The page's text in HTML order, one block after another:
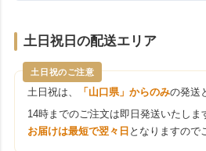
土日祝日の配送エリア
土日祝のご注意
土日祝は、 「山口県」からのみの発送
14時までのご注文は即日発送いたしま
お届けは最短で翌々日 となりますので